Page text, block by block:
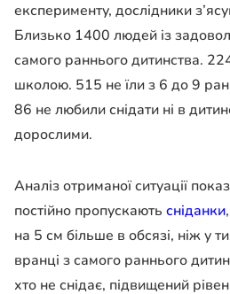
експерименту, дослідники
Близько 1400 людей із
самого раннього дитинства.
школою. 515 не їли з 6 до 9
86 не любили снідати ні в
дорослими.
Аналіз отриманої ситуації
постійно пропускають сніданки
на 5 см більше в обсязі, ніж у
вранці з самого раннього
хто не снідає, підвищений